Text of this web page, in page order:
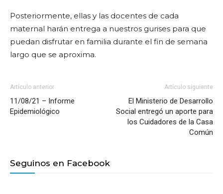
Posteriormente, ellas y las docentes de cada
maternal harán entrega a nuestros gurises para que
puedan disfrutar en familia durante el fin de semana
largo que se aproxima.
Artículo anterior
11/08/21 – Informe
Epidemiológico
Artículo siguiente
El Ministerio de Desarrollo
Social entregó un aporte para
los Cuidadores de la Casa
Común
Seguinos en Facebook